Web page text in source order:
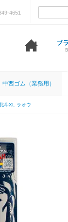
4651
中西ゴム（業務用）
斗XL ラオウ